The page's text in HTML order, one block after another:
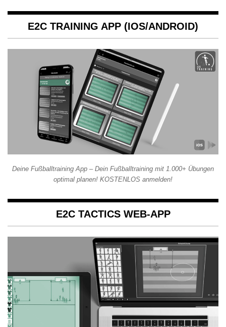
E2C TRAINING APP (IOS/ANDROID)
Deine Fußballtraining App – Dein Fußballtraining mit 1.000+ Übungen
optimal planen! KOSTENLOS anmelden!
E2C TACTICS WEB-APP